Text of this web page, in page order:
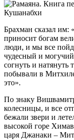
Брахман сказал им:
приносит богам
люди, и мы все
чудесный и
согнуть и натянуть
побывали в
это».
По знаку
колесницы, и все
бежали звери и
высокой горе
царя Джанаки –